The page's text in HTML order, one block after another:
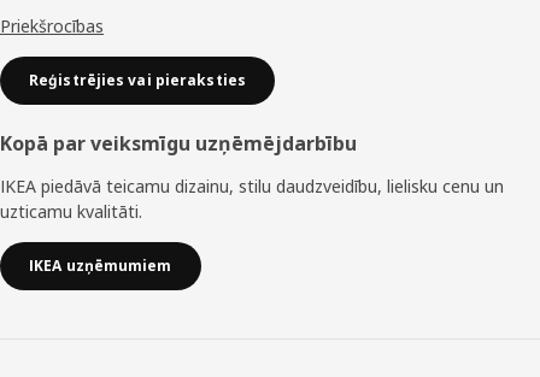
Priekšrocības
Reģistrējies vai pieraksties
Kopā par veiksmīgu uzņēmējdarbību
IKEA piedāvā teicamu dizainu, stilu daudzveidību, lielisku cenu un
uzticamu kvalitāti.
IKEA uzņēmumiem